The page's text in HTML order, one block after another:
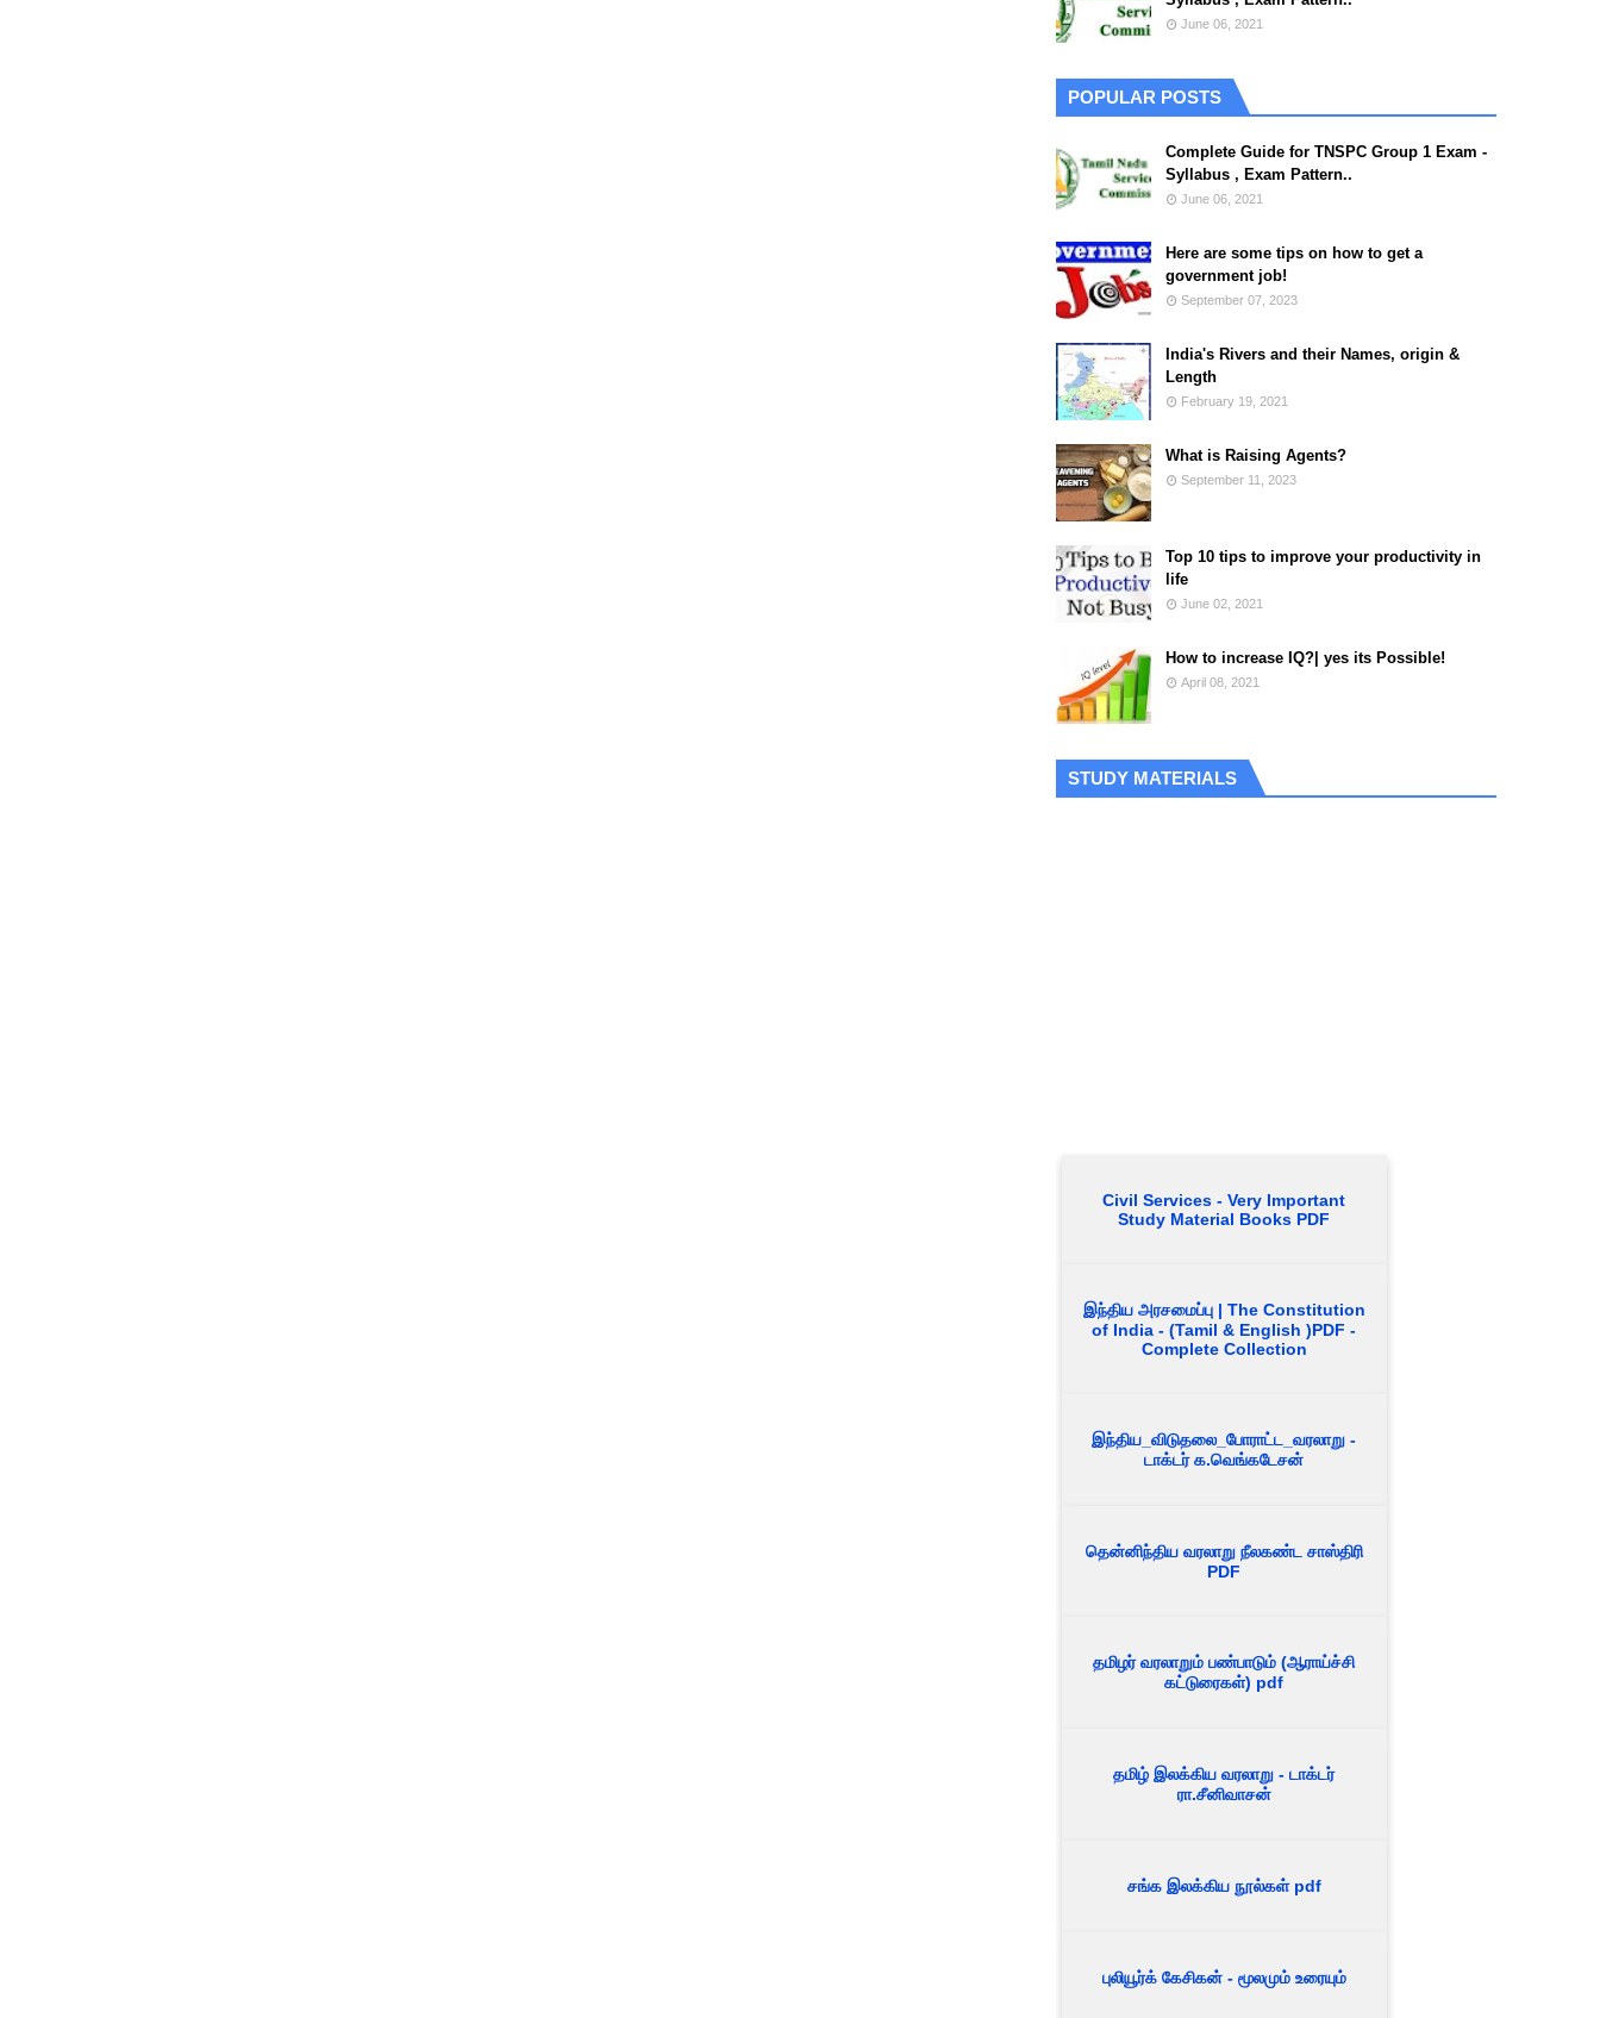
June 06, 2021
POPULAR POSTS
Complete Guide for TNSPC Group 1 Exam -
Syllabus , Exam Pattern..
June 06, 2021
Here are some tips on how to get a
government job!
September 07, 2023
India's Rivers and their Names, origin &
Length
February 19, 2021
What is Raising Agents?
September 11, 2023
Top 10 tips to improve your productivity in
life
June 02, 2021
How to increase IQ?| yes its Possible!
April 08, 2021
STUDY MATERIALS
Civil Services - Very Important
Study Material Books PDF
இந்திய அரசமைப்பு | The Constitution
of India - (Tamil & English )PDF -
Complete Collection
இந்திய_விடுதலை_போராட்ட_வரலாறு -
டாக்டர் க.வெங்கடேசன்
தென்னிந்திய வரலாறு நீலகண்ட சாஸ்திரி
PDF
தமிழர் வரலாறும் பண்பாடும் (ஆராய்ச்சி
கட்டுரைகள்) pdf
தமிழ் இலக்கிய வரலாறு - டாக்டர்
ரா.சீனிவாசன்
சங்க இலக்கிய நூல்கள் pdf
புலியூர்க் கேசிகன் - மூலமும் உரையும்